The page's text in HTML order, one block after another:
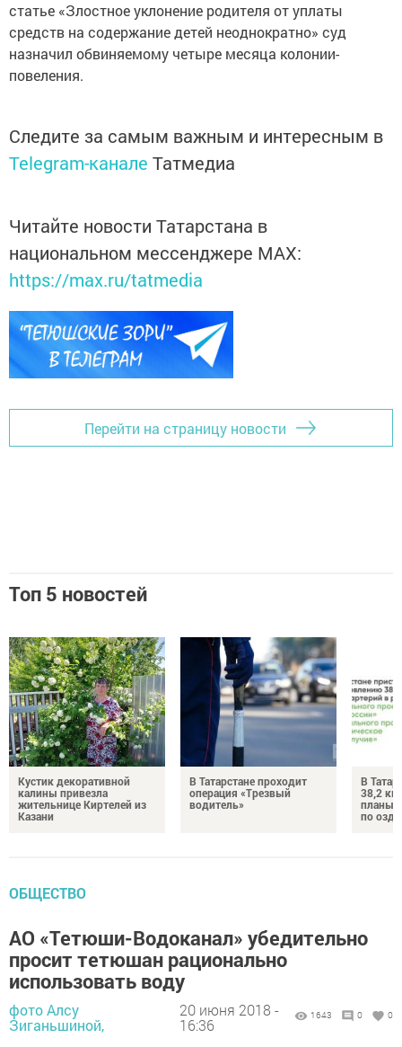
статье «Злостное уклонение родителя от уплаты
средств на содержание детей неоднократно» суд
назначил обвиняемому четыре месяца колонии-
повеления.
Следите за самым важным и интересным в
Telegram-канале Татмедиа
Читайте новости Татарстана в
национальном мессенджере MАХ:
https://max.ru/tatmedia
Перейти на страницу новости
Топ 5 новостей
Кустик декоративной
калины привезла
жительнице Киртелей из
Казани
В Татарстане проходит
операция «Трезвый
водитель»
В
38,2 км
планы
по
ОБЩЕСТВО
АО «Тетюши-Водоканал» убедительно
просит тетюшан рационально
использовать воду
фото Алсу
Зиганьшиной,
20 июня 2018 -
16:36
1643 0 0